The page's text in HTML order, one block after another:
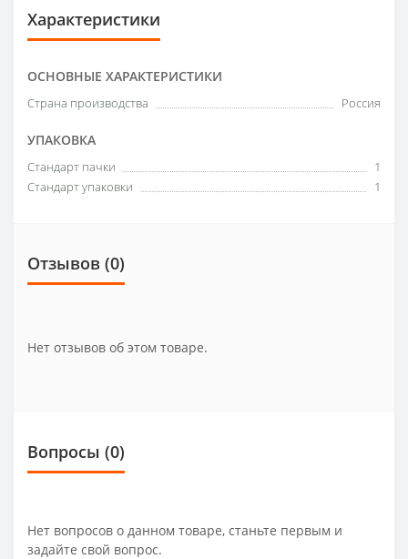
Характеристики
ОСНОВНЫЕ ХАРАКТЕРИСТИКИ
Страна производства Россия
УПАКОВКА
Стандарт пачки
1
Стандарт упаковки
1
Отзывов (0)
Нет отзывов об этом товаре.
Вопросы (0)
Нет вопросов о данном товаре, станьте первым и
задайте свой вопрос.